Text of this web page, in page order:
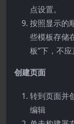
点设置。
按照显示的
些模板存储
板”下，不应
创建页面
转到页面并
编辑